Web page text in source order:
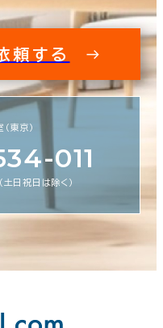
頼する
東京）
011
日祝日は除く）